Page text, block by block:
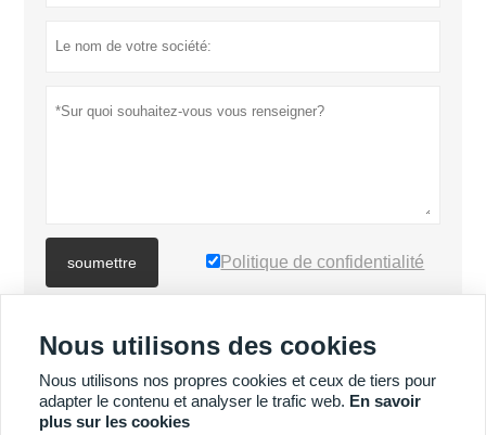
soumettre Politique de confidentialité
PLUS DE PRODUITS
PLUS DE SERVICES
Nous utilisons des cookies
Nous utilisons nos propres cookies et ceux de tiers pour
adapter le contenu et analyser le trafic web. En savoir
plus sur les cookies